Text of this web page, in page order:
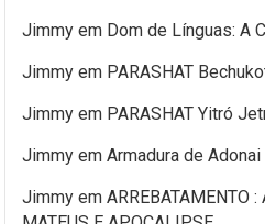
Jimmy em Dom de Línguas: A
Jimmy em PARASHAT
Jimmy em PARASHAT Yitró
Jimmy emArmadura de Adonai
Jimmy emARREBATAMENTO :